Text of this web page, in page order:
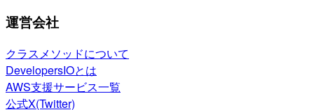
運営会社
クラスメソッドについて
DevelopersIOとは
AWS支援サービス一覧
公式X(Twitter)